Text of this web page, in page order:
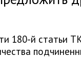
180-й статьи